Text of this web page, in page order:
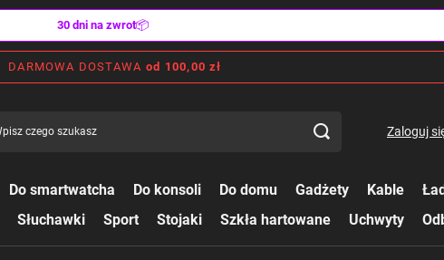
30 dni na zwrot📦
DARMOWA DOSTAWA od 100,00 zł
Zaloguj
Do smartwatcha Do konsoli Do domu Gadżety Kable
Słuchawki Sport Stojaki Szkła hartowane Uchwyty